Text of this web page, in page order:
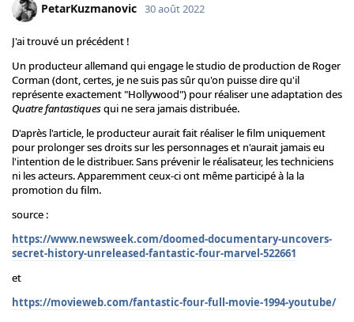
PetarKuzmanovic 30 août 2022
J'ai trouvé un précédent !
Un producteur allemand qui engage le studio de production de Roger
Corman (dont, certes, je ne suis pas sûr qu'on puisse dire qu'il
représente exactement "Hollywood") pour réaliser une adaptation des
Quatre fantastiquesqui ne sera jamais distribuée.
D'après l'article, le producteur aurait fait réaliser le film uniquement
pour prolonger ses droits sur les personnages et n'aurait jamais eu
l'intention de le distribuer. Sans prévenir le réalisateur, les techniciens
ni les acteurs. Apparemment ceux-ci ont même participé à la la
promotion du film.
source :
https://www.newsweek.com/doomed-documentary-uncovers-
secret-history-unreleased-fantastic-four-marvel-522661
et
https://movieweb.com/fantastic-four-full-movie-1994-youtube/